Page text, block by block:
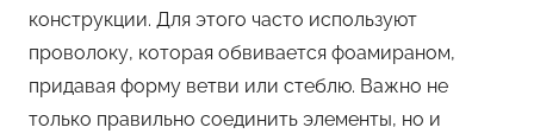
конструкции. Для этого часто используют
проволоку, которая обвивается фоамираном,
придавая форму ветви или стеблю. Важно не
только правильно соединить элементы, но и